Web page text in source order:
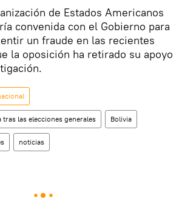
de Estados Americanos
convenida con el Gobierno para
un fraude en las recientes
la oposición ha retirado su apoyo
tras las elecciones generales Bolivia
noticias